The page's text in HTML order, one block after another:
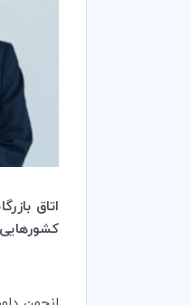
اتاق